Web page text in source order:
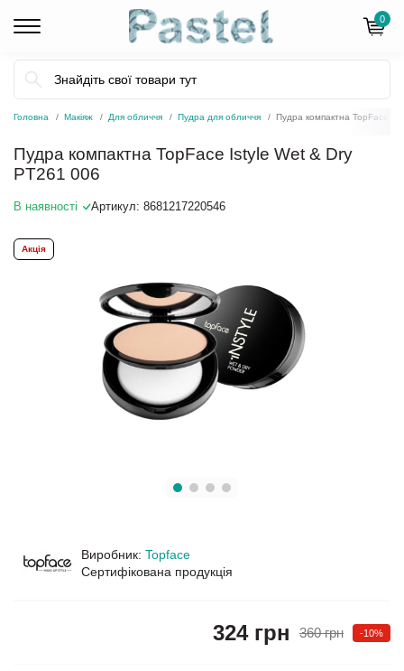
0
Головна Макіяж Для обличчя Пудра для обличчя Пудра компактна TopFace
Пудра компактна TopFace Istyle Wet & Dry
PT261 006
В наявності Артикул: 8681217220546
Акція
Виробник: Topface
Сертифікована продукція
360 грн -10%
324 грн